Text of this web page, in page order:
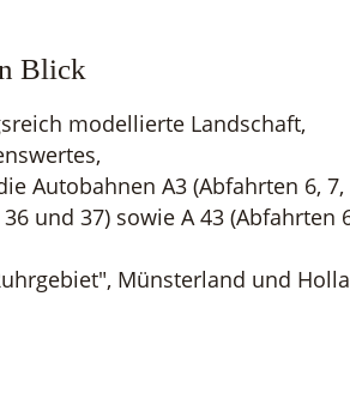
Blick
modellierte Landschaft,
Autobahnen A3 (Abfahrten 6,
und 37) sowie A 43 (Abfahrten
Münsterland und